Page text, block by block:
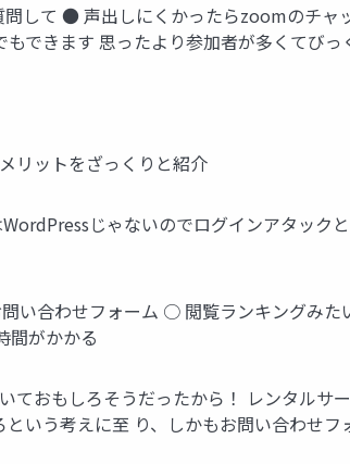
して ● 声出しにくかったらzoomのチャ
もできます 思ったより参加者が多くてび
リットをざっくりと紹介
じゃないのでログインアタック
い合わせフォーム ○ 閲覧ランキングみ
間がかかる
ておもしろそうだったから！ レンタルサ
いう考えに至 り、しかもお問い合わせ